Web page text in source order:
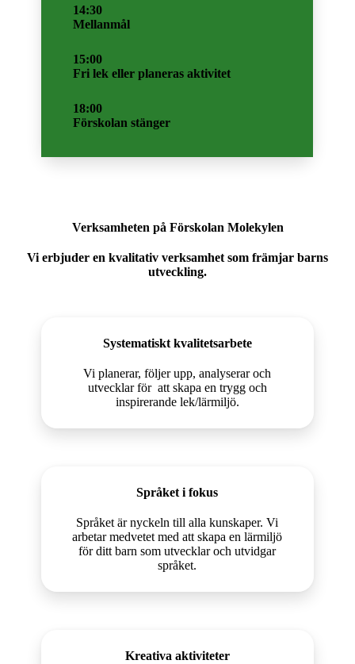
14:30
Mellanmål
15:00
Fri lek eller planeras aktivitet
18:00
Förskolan stänger
Verksamheten på Förskolan Molekylen
Vi erbjuder en kvalitativ verksamhet som främjar barns
utveckling.
Systematiskt kvalitetsarbete
Vi planerar, följer upp, analyserar och
utvecklar för att skapa en trygg och
inspirerande lek/lärmiljö.
Språket i fokus
Språket är nyckeln till alla kunskaper. Vi
arbetar medvetet med att skapa en lärmiljö
för ditt barn som utvecklar och utvidgar
språket.
Kreativa aktiviteter